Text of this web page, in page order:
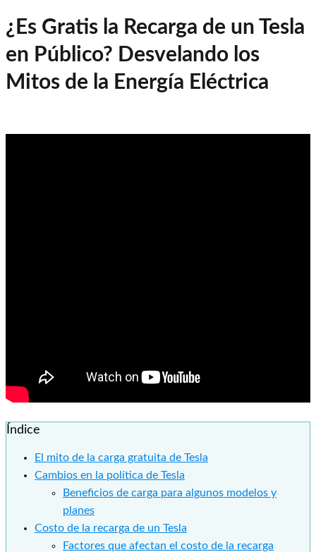
¿Es Gratis la Recarga de un Tesla
en Público? Desvelando los
Mitos de la Energía Eléctrica
Índice
El mito de la carga gratuita de Tesla
Cambios en la política de Tesla
Beneficios de carga para algunos modelos y
planes
Costo de la recarga de un Tesla
Factores que afectan el costo de la recarga